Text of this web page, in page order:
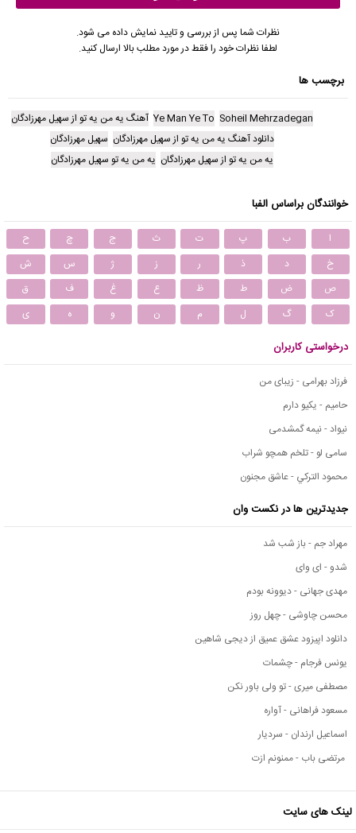
نظرات شما پس از بررسی و تایید نمایش داده می شود.
لطفا نظرات خود را فقط در مورد مطلب بالا ارسال کنید.
برچسب ها
Soheil Mehrzadegan
Ye Man Ye To آهنگ یه من یه تو از سهیل مهرزادگان
دانلود آهنگ یه من یه تو از سهیل مهرزادگان سهیل مهرزادگان
یه من یه تو از سهیل مهرزادگان یه من یه تو سهیل مهرزادگان
خوانندگان براساس الفبا
ا ب پ ت ث ج چ
ح
خ
د ذ ر ز ژ س
ش
ص
ض ط ظ ع غ ف
ق
ک
گ ل م ن و ه ی
درخواستی کاربران
فرزاد بهرامی - زیبای من
حامیم - یکیو دارم
نیواد - نیمه گمشدمی
سامی لو - تلخم همچو شراب
محمود التركي - عاشق مجنون
جدیدترین ها در نکست وان
مهراد جم - باز شب شد
شدو - ای وای
مهدی جهانی - دیوونه بودم
محسن چاوشی - چهل روز
دانلود اپیزود عشق عمیق از دیجی شاهین
یونس فرجام - چشمات
مصطفی میری - تو ولی باور نکن
مسعود فراهانی - آواره
اسماعیل ارندان - سردیار
مرتضی باب - ممنونم ازت
لینک های سایت